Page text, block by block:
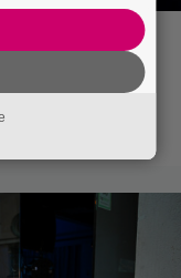
komedian